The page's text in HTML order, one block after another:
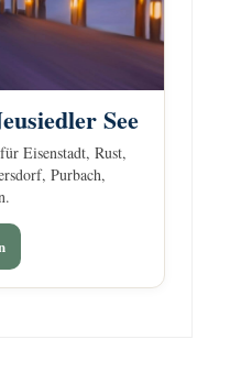
See
Eisenstadt, Rust,
Purbach,